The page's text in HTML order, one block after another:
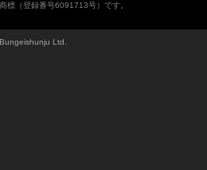
標（登録番号6091713号）です。
Ltd.